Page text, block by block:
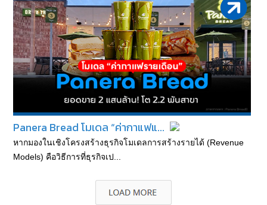
Panera Bread โมเดล “ค่ากาแฟแ...
หากมองในเชิงโครงสร้างธุรกิจโมเดลการสร้างรายได้ (Revenue
Models) คือวิธีการที่ธุรกิจเป...